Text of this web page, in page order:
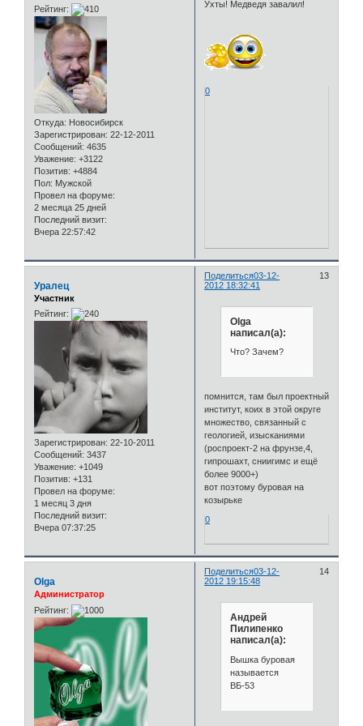
Рейтинг:
Откуда: Новосибирск
Зарегистрирован: 22-12-2011
Сообщений: 4635
Уважение: +3122
Позитив: +4884
Пол: Мужской
Провел на форуме:
2 месяца 25 дней
Последний визит:
Вчера 22:57:42
Ухты! Медведя завалил!
0
Поделиться 13
03-12-
2012 18:32:41
Уралец
Участник
Рейтинг:
Зарегистрирован: 22-10-2011
Сообщений: 3437
Уважение: +1049
Позитив: +131
Провел на форуме:
1 месяц 3 дня
Последний визит:
Вчера 07:37:25
Olga
написал(а):
Что? Зачем?
помнится, там был проектный
институт, коих в этой округе
множество, связанный с
геологией, изысканиями
(роспроект-2 на фрунзе,4,
гипрошахт, сниигимс и ещё
более 9000+)
вот поэтому буровая на
козырьке
0
Поделиться 14
03-12-
2012 19:15:48
Olga
Администратор
Рейтинг:
Андрей
Пилипенко
написал(а):
Вышка буровая
называется
ВБ-53